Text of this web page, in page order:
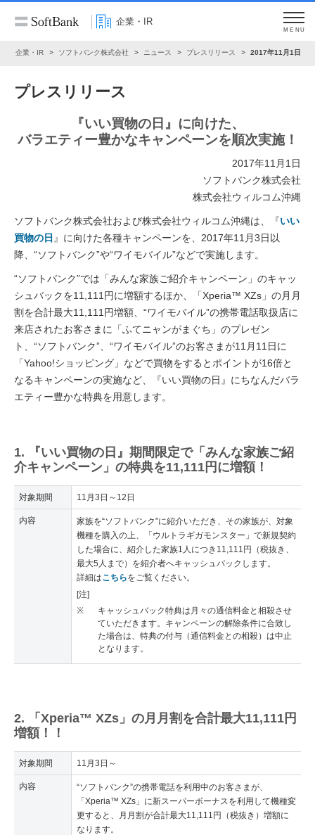
企業・IR
MENU
企業・IR ソフトバンク株式会社 ニュース プレスリリース 2017年11月1日
プレスリリース
『いい買物の日』に向けた、
バラエティー豊かなキャンペーンを順次実施！
2017年11月1日
ソフトバンク株式会社
株式会社ウィルコム沖縄
ソフトバンク株式会社および株式会社ウィルコム沖縄は、『いい
買物の日 』に向けた各種キャンペーンを、2017年11月3日以
降、“ソフトバンク”や“ワイモバイル”などで実施します。
“ソフトバンク”では「みんな家族ご紹介キャンペーン」のキャッ
シュバックを11,111円に増額するほか、「Xperia™ XZs」の月月
割を合計最大11,111円増額、“ワイモバイル”の携帯電話取扱店に
来店されたお客さまに「ふてニャンがまぐち」のプレゼン
ト、“ソフトバンク”、“ワイモバイル”のお客さまが11月11日に
「Yahoo!ショッピング」などで買物をするとポイントが16倍と
なるキャンペーンの実施など、『いい買物の日』にちなんだバラ
エティー豊かな特典を用意します。
1. 『いい買物の日』期間限定で「みんな家族ご紹
介キャンペーン」の特典を11,111円に増額！
対象期間 11月3日～12日
内容
家族を“ソフトバンク”に紹介いただき、その家族が、対象
機種を購入の上、「ウルトラギガモンスター」で新規契約
した場合に、紹介した家族1人につき11,111円（税抜き、
最大5人まで）を紹介者へキャッシュバックします。
詳細はこちらをご覧ください。
[注]
※
キャッシュバック特典は月々の通信料金と相殺させ
ていただきます。キャンペーンの解除条件に合致し
た場合は、特典の付与（通信料金との相殺）は中止
となります。
2. 「Xperia™ XZs」の月月割を合計最大11,111円
増額！！
対象期間 11月3日～
内容
“ソフトバンク”の携帯電話を利用中のお客さまが、
「Xperia™ XZs」に新スーパーボーナスを利用して機種変
更すると、月月割が合計最大11,111円（税抜き）増額に
なります。